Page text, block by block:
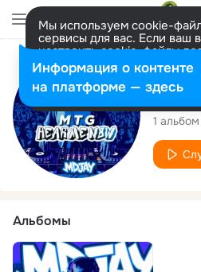
Мы используем cookie-
сервисы для вас. Если ваш
настроить cookie-файлы
представитель. Больше
Разрешить все
1 альбом
Альбомы
Информация о контенте
на платформе — здесь